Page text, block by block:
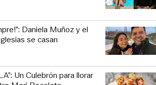
Daniela Muñoz y el
se casan
Un Culebrón para llorar